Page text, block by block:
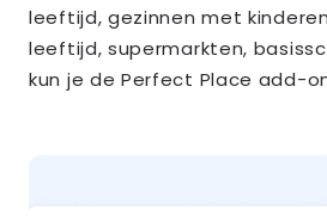
leeftijd, gezinnen met
leeftijd, supermarkten,
kun je de Perfect Place add-